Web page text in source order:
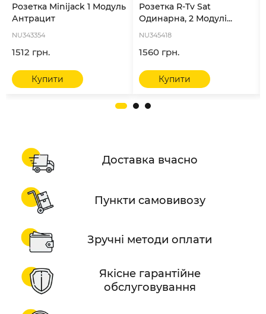
Розетка Minijack 1 Модуль
Антрацит
NU343354
1512 грн.
Купити
Розетка R-Tv Sat
Одинарна, 2 Модулі...
NU345418
1560 грн.
Купити
Доставка вчасно
Пункти самовивозу
Зручні методи оплати
Якісне гарантійне
обслуговування